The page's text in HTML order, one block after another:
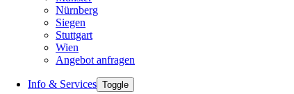
Nürnberg
Siegen
Stuttgart
Wien
Angebot anfragen
Info & Services Toggle